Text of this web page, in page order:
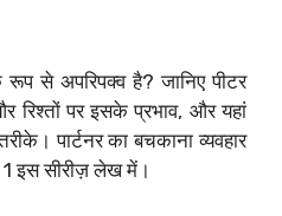
रूप से अपरिपक्व है? जानिए पीटर
रिश्तों पर इसके प्रभाव, और यहां
पार्टनर का बचकाना व्यवहार
इस सीरीज़ लेख में।